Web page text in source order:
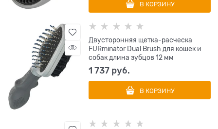
В КОРЗИНУ
Двусторонняя щетка-расческа
FURminator Dual Brush для кошек и
собак длина зубцов 12 мм
1 737 руб.
В КОРЗИНУ